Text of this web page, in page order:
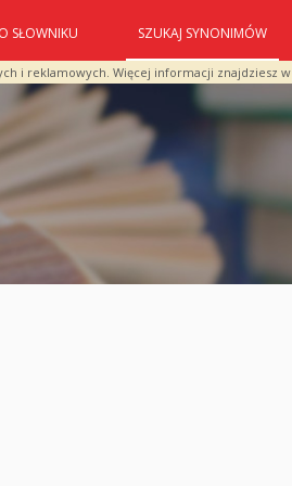
i reklamowych. Więcej informacji znajdziesz w
O SŁOWNIKU SZUKAJ SYNONIMÓW